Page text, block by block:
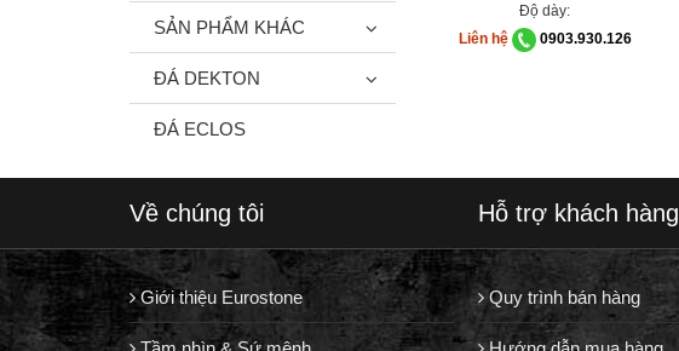
Độ dày:
Liên hệ
0903.930.126
SẢN PHẨM KHÁC
ĐÁ DEKTON
ĐÁ ECLOS
Về chúng tôi
Giới thiệu Eurostone
Hỗ trợ khách hàng
Quy trình bán hàng